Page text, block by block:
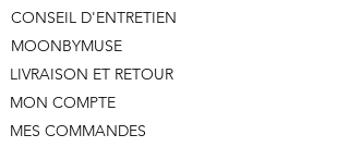
CONSEIL D'ENTRETIEN
MOONBYMUSE
LIVRAISON ET RETOUR
MON COMPTE
MES COMMANDES